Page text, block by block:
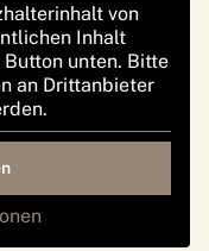
von
Inhalt
unten. Bitte
an Drittanbieter